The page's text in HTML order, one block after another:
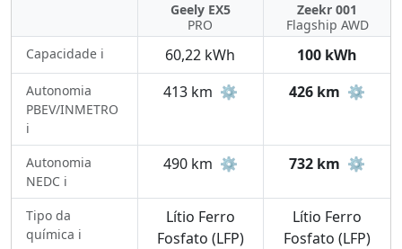
Geely EX5
PRO
Zeekr 001
Flagship AWD
Capacidade ℹ️
60,22 kWh 100 kWh
Autonomia
PBEV/INMETRO
ℹ️
413 km ⚙️ 426 km ⚙️
Autonomia
NEDC ℹ️
490 km ⚙️ 732 km ⚙️
Tipo da
química ℹ️
Lítio Ferro
Fosfato (LFP)
Lítio Ferro
Fosfato (LFP)